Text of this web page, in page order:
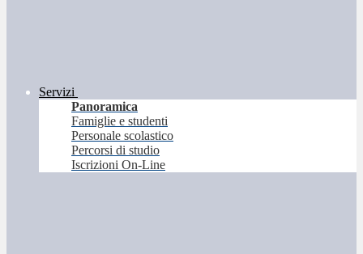
Servizi
Panoramica
Famiglie e studenti
Personale scolastico
Percorsi di studio
Iscrizioni On-Line